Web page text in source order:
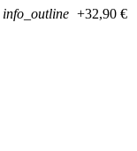
info_outline +32,90 €